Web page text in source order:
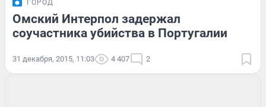
ГОРОД
Омский Интерпол задержал
соучастника убийства в Португалии
31 декабря, 2015, 11:03 4 407 2